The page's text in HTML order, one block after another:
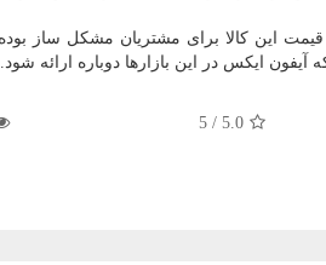
این كالا برای مشتریان مشكل ساز
ایكس در این بازارها دوباره ارائه شود.
5.0
/
5